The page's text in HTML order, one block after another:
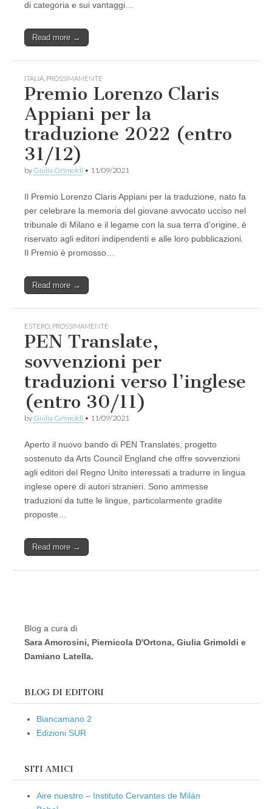
di categoria e sui vantaggi…
Read more →
ITALIA PROSSIMAMENTE
Premio Lorenzo Claris
Appiani per la
traduzione 2022 (entro
31/12)
by Giulia Grimoldi • 11/09/2021
Il Premio Lorenzo Claris Appiani per la traduzione, nato fa
per celebrare la memoria del giovane avvocato ucciso nel
tribunale di Milano e il legame con la sua terra d’origine, è
riservato agli editori indipendenti e alle loro pubblicazioni.
Il Premio è promosso…
Read more →
ESTERO PROSSIMAMENTE
PEN Translate,
sovvenzioni per
traduzioni verso l’inglese
(entro 30/11)
by Giulia Grimoldi • 11/09/2021
Aperto il nuovo bando di PEN Translates, progetto
sostenuto da Arts Council England che offre sovvenzioni
agli editori del Regno Unito interessati a tradurre in lingua
inglese opere di autori stranieri. Sono ammesse
traduzioni da tutte le lingue, particolarmente gradite
proposte…
Read more →
Blog a cura di
Sara Amorosini, Piernicola D'Ortona, Giulia Grimoldi e
Damiano Latella.
BLOG DI EDITORI
Biancamano 2
Edizioni SUR
SITI AMICI
Aire nuestro – Instituto Cervantes de Milán